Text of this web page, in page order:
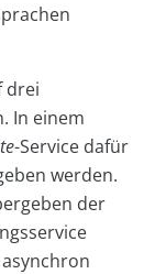
drei
In einem
-Service dafür
werden.
der